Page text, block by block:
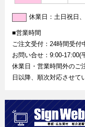
休業日：土日祝日
■営業時間
ご注文受付：24時間受付
お問い合せ：9:00-17:00(
休業日・営業時間外のご
日以降、順次対応させて